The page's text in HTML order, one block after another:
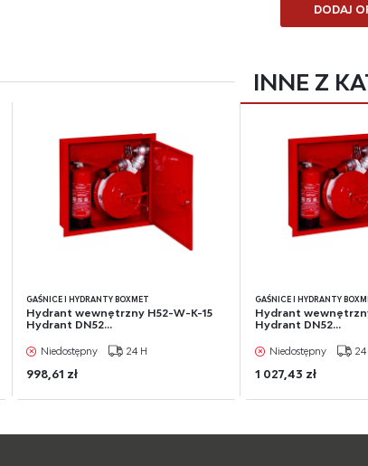
DODAJ
INNE Z
GAŚNICE I HYDRANTY BOXMET
Hydrant wewnętrzny H52-W-K-15
Hydrant DN52...
Niedostępny 24 H
998,61 zł
GAŚNICE I HYDRANTY
Hydrant
Hydrant DN52...
Niedostępny 24
1 027,43 zł
będących naszymi partnerami oraz innych
pośredników prezentujących nasze treści w